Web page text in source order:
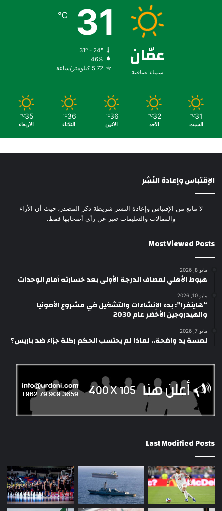
عمّان
سماء صافية
31
℃
31º - 24º
46%
5.72 كيلومتر/ساعة
31
℃
السبت
32
℃
الأحد
36
℃
الأثنين
36
℃
الثلاثاء
35
℃
الأربعاء
الإقتباس وإعادة النَشِر
لا مانع من الإقتباس وإعادة النشر شريطة ذكر المصدر، حيث أن الأراء
والمقالات والتعليقات تعبر عن رأي أصحابها فقط.
Most Viewed Posts
مايو 8, 2026
هبوط الأهلي لمصاف الدرجة الأولى بعد خسارته أمام الوحدات
مايو 10, 2026
“هاينفرا”: بدء الإنشاءات والتشغيل في مشروع الأمونيا
والهيدروجين الأخضر عام 2030
مايو 7, 2026
لمسة يد واضحة.. لماذا لم يحتسب الحكم ركلة جزاء ضد باريس؟
Last Modified Posts